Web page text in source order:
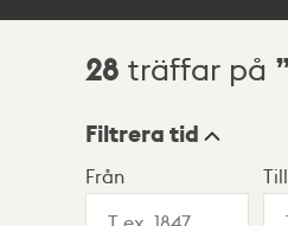
Sökresultat
28 träffar på
Visningsläge
Filtrera tid
Från Till